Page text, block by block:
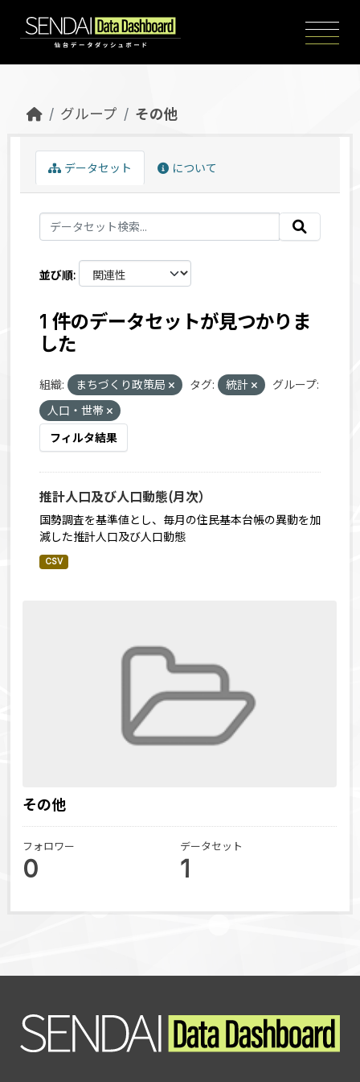
グループ その他
その他
フォロワー
0
データセット
1
データセット について
並び順
1 件のデータセットが見つかりま
した
組織: まちづくり政策局 タグ: 統計
グループ:
人口・世帯
フィルタ結果
推計人口及び人口動態(月次）
国勢調査を基準値とし、毎月の住民基本台帳の異動を加
減した推計人口及び人口動態
CSV